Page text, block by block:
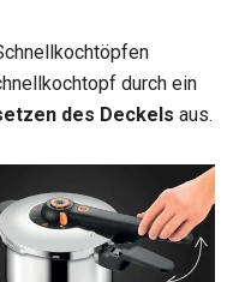
durch ein
des Deckels aus.